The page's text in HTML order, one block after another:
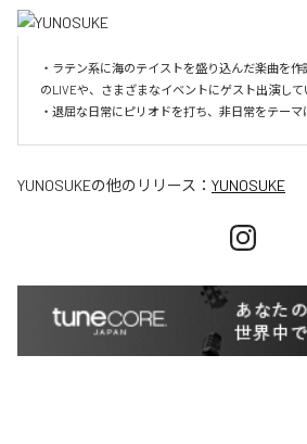
・ラテン系に海のテイストを盛り込んだ楽曲を
のLIVEや、さまざまなイベントにゲスト出演して
・退屈な日常にピリオドを打ち、非日常をテーマ
YUNOSUKEの他のリリース： YUNOSUKE